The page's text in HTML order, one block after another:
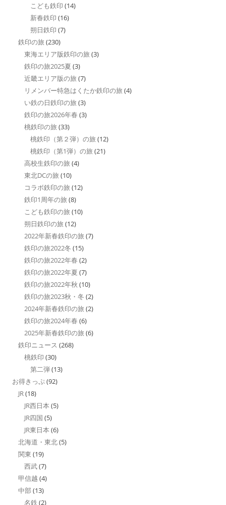
こども鉄印 (14)
新春鉄印 (16)
朔日鉄印 (7)
鉄印の旅 (230)
東海エリア版鉄印の旅 (3)
鉄印の旅2025夏 (3)
近畿エリア版の旅 (7)
リメンバー特急はくたか鉄印の旅 (4)
い鉄の日鉄印の旅 (3)
鉄印の旅2026年春 (3)
桃鉄印の旅 (33)
桃鉄印（第２弾）の旅 (12)
桃鉄印（第1弾）の旅 (21)
高校生鉄印の旅 (4)
東北DCの旅 (10)
コラボ鉄印の旅 (12)
鉄印1周年の旅 (8)
こども鉄印の旅 (10)
朔日鉄印の旅 (12)
2022年新春鉄印の旅 (7)
鉄印の旅2022冬 (15)
鉄印の旅2022年春 (2)
鉄印の旅2022年夏 (7)
鉄印の旅2022年秋 (10)
鉄印の旅2023秋・冬 (2)
2024年新春鉄印の旅 (2)
鉄印の旅2024年春 (6)
2025年新春鉄印の旅 (6)
鉄印ニュース (268)
桃鉄印 (30)
第二弾(13)
お得きっぷ(92)
JR (18)
JR西日本 (5)
JR四国 (5)
JR東日本 (6)
北海道・東北(5)
関東 (19)
西武(7)
甲信越 (4)
中部 (13)
名鉄 (2)